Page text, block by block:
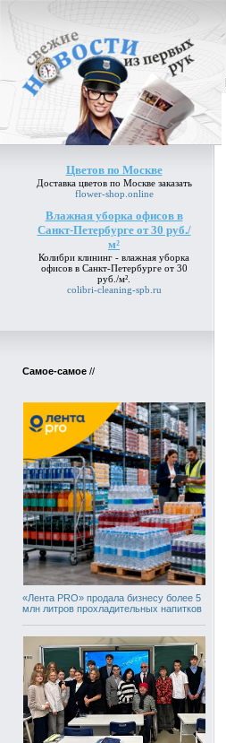
Цветов по Москве
Доставка цветов по Москвезаказать
flower-shop.online
Влажная уборка офисов в
Санкт-Петербурге от 30 руб./
м²
Колибри клининг - влажная уборка
офисов в Санкт-Петербурге от 30
руб./м²
colibri-cleaning-spb.ru
Самое-самое //
«Лента PRO» продала бизнесу более 5
млн литров прохладительных напитков